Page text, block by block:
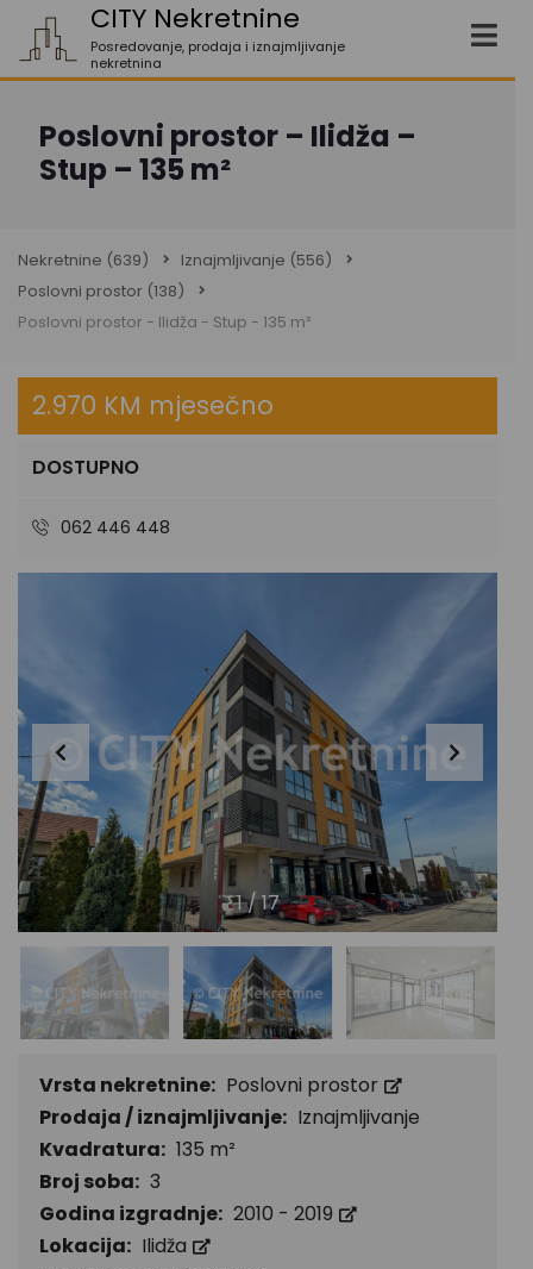
CITY Nekretnine
Posredovanje, prodaja i iznajmljivanje
nekretnina
Poslovni prostor – Ilidža –
Stup – 135 m²
Nekretnine (639) Iznajmljivanje (556)
Poslovni prostor (138)
Poslovni prostor - Ilidža - Stup - 135 m²
2.970 KM mjesečno
DOSTUPNO
062 446 448
1/17
Vrsta nekretnine: Poslovni prostor
Prodaja / iznajmljivanje: Iznajmljivanje
Kvadratura: 135 m²
Broj soba: 3
Godina izgradnje: 2010 - 2019
Lokacija: Ilidža